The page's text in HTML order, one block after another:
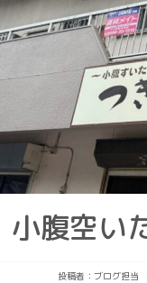
小腹空い
投稿者： ブログ担当